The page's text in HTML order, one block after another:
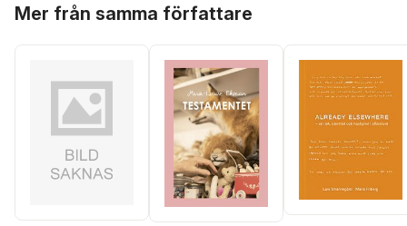
Mer från samma författare